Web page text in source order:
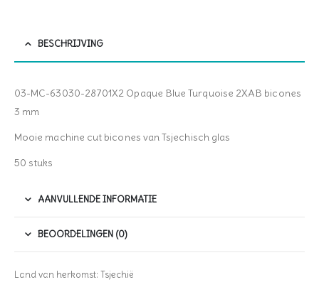
BESCHRIJVING
03-MC-63030-28701X2 Opaque Blue Turquoise 2XAB bicones
3 mm
Mooie machine cut bicones van Tsjechisch glas
50 stuks
AANVULLENDE INFORMATIE
BEOORDELINGEN (0)
Land van herkomst: Tsjechië